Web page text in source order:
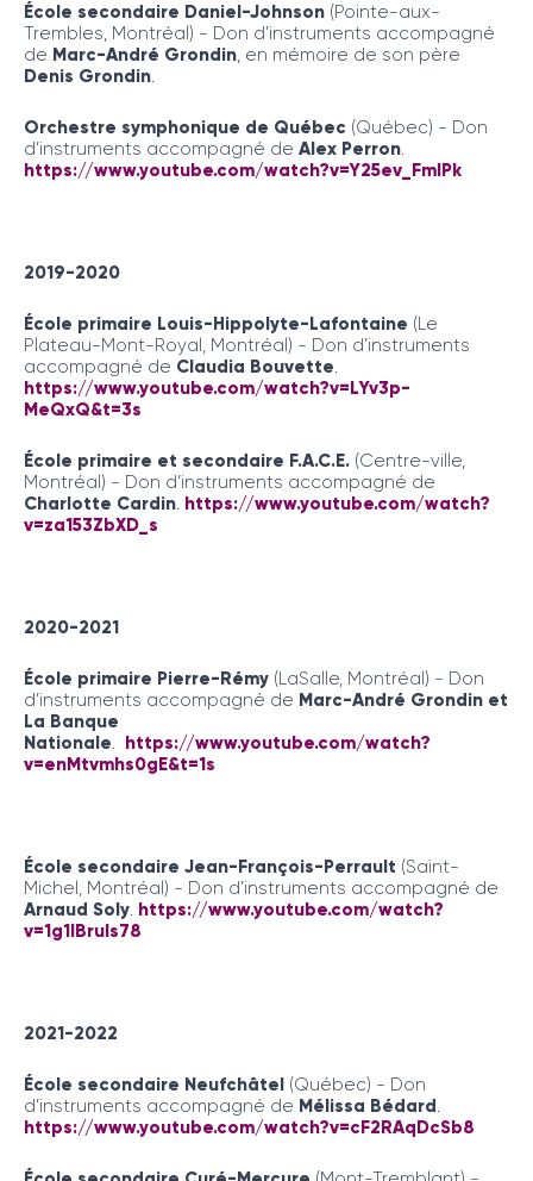
École secondaire Daniel-Johnson (Pointe-aux-
Trembles, Montréal) - Don d’instruments accompagné
de Marc-André Grondin, en mémoire de son père
Denis Grondin.
Orchestre symphonique de Québec (Québec) - Don
d’instruments accompagné de Alex Perron.
https://www.youtube.com/watch?v=Y25ev_FmIPk
2019-2020
École primaire Louis-Hippolyte-Lafontaine (Le
Plateau-Mont-Royal, Montréal) - Don d’instruments
accompagné de Claudia Bouvette.
https://www.youtube.com/watch?v=LYv3p-
MeQxQ&t=3s
École primaire et secondaire F.A.C.E. (Centre-ville,
Montréal) - Don d’instruments accompagné de
Charlotte Cardin. https://www.youtube.com/watch?
v=za153ZbXD_s
2020-2021
École primaire Pierre-Rémy (LaSalle, Montréal) - Don
d’instruments accompagné de Marc-André Grondin et
La Banque
Nationale. https://www.youtube.com/watch?
v=enMtvmhs0gE&t=1s
École secondaire Jean-François-Perrault (Saint-
Michel, Montréal) - Don d’instruments accompagné de
Arnaud Soly. https://www.youtube.com/watch?
v=1g1lBruIs78
2021-2022
École secondaire Neufchâtel (Québec) - Don
d’instruments accompagné de Mélissa Bédard.
https://www.youtube.com/watch?v=cF2RAqDcSb8